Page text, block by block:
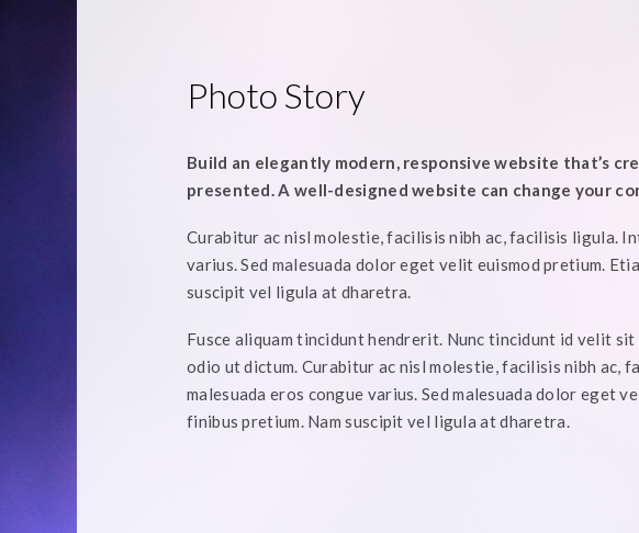
Photo Story
Build an elegantly modern, responsive website that’s
presented. A well-designed website can change your
Curabitur ac nisl molestie, facilisis nibh ac, facilisis ligula.
varius. Sed malesuada dolor eget velit euismod pretium.
suscipit vel ligula at dharetra.
Fusce aliquam tincidunt hendrerit. Nunc tincidunt id velit
odio ut dictum. Curabitur ac nisl molestie, facilisis nibh ac,
malesuada eros congue varius. Sed malesuada dolor eget
finibus pretium. Nam suscipit vel ligula at dharetra.